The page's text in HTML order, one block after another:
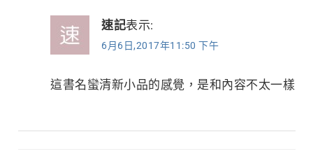
速記表示:
6月6日,2017年11:50 下午
這書名蠻清新小品的感覺，是和內容不太一樣